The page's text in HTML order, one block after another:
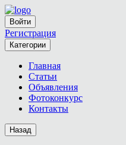
Войти
Регистрация
Категории
Главная
Статьи
Объявления
Фотоконкурс
Контакты
Назад